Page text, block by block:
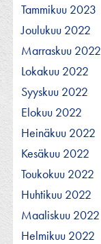
Tammikuu 2023
Joulukuu 2022
Marraskuu 2022
Lokakuu 2022
Syyskuu 2022
Elokuu 2022
Heinäkuu 2022
Kesäkuu 2022
Toukokuu 2022
Huhtikuu 2022
Maaliskuu 2022
Helmikuu 2022